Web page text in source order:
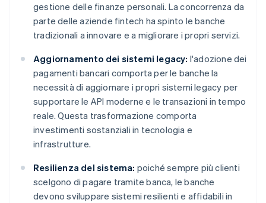
gestione delle finanze personali. La concorrenza da
parte delle aziende fintech ha spinto le banche
tradizionali a innovare e a migliorare i propri servizi.
Aggiornamento dei sistemi legacy: l'adozione dei
pagamenti bancari comporta per le banche la
necessità di aggiornare i propri sistemi legacy per
supportare le API moderne e le transazioni in tempo
reale. Questa trasformazione comporta
investimenti sostanziali in tecnologia e
infrastrutture.
Resilienza del sistema: poiché sempre più clienti
scelgono di pagare tramite banca, le banche
devono sviluppare sistemi resilienti e affidabili in